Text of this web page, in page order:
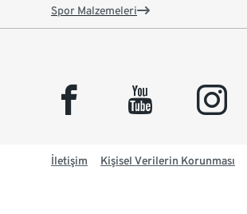
Spor Malzemeleri
facebook youtube instagram
İletişim Kişisel Verilerin Korunması